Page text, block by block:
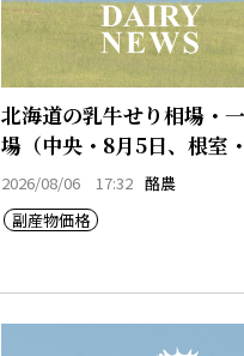
北海道の乳牛せり相場・
場（中央・8月5日、根室
日）
2026/08/06 17:32 酪農
副産物価格